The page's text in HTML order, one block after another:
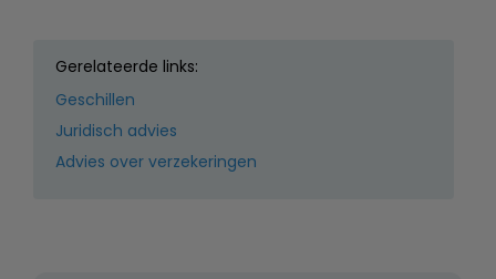
Gerelateerde links:
Geschillen
Juridisch advies
Advies over verzekeringen